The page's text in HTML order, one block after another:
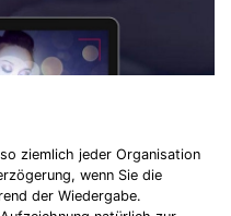
ziemlich jeder Organisation
wenn Sie die
der Wiedergabe.